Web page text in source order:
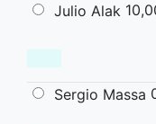
Julio Alak
Sergio Massa